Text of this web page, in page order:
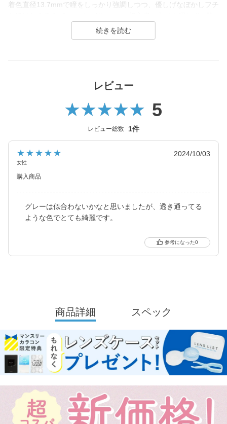
着色直径13.7mmで瞳をしっかり強調しつつ、優しげなぼかしフチ
クールさと可愛さの両方を叶えたい方におすすめです。
candy magic 1month（キャンディーマジック マンスリー）は200
幅広い世代から愛されるロングセラーコンタクトレンズブラン
レンズ直径(DIA)14.5㎜の大きめレンズで瞳を大きく魅せながら、
ました。
2021年にはブルーライトカット機能・UVカット機能付きの
ハイスペックレンズへとリニューアル！
より可愛く、より瞳に優しく進化し続けるブランドです。
レビュー
5
レビュー総数 1件
★★★★★
女性
2024/10/03
購入商品
グレーは似合わないかなと思いましたが、透き通ってる
ような色でとても綺麗です。
0
商品詳細 スペック